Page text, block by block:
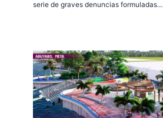
serie de graves denuncias formuladas…